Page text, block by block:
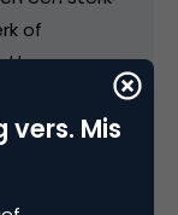
of
blogs
daar nu
vers. Mis